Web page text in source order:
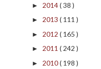
► 2014( 38 )
► 2013 ( 111 )
► 2012 ( 165 )
► 2011 ( 242 )
► 2010( 198 )